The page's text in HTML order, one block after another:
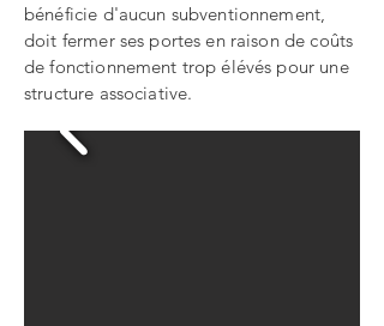
bénéficie d'aucun subventionnement,
doit fermer ses portes en raison de coûts
de fonctionnement trop élévés pour une
structure associative.